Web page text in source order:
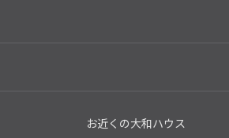
お近くの大和ハウス